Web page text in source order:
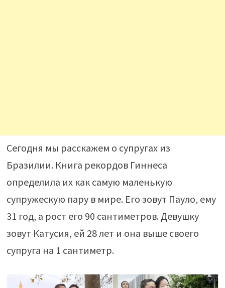
Сегодня мы расскажем о супругах из
Бразилии. Книга рекордов Гиннеса
определила их как самую маленькую
супружескую пару в мире. Его зовут Пауло, ему
31 год, а рост его 90 сантиметров. Девушку
зовут Катусия, ей 28 лет и она выше своего
супруга на 1 сантиметр.